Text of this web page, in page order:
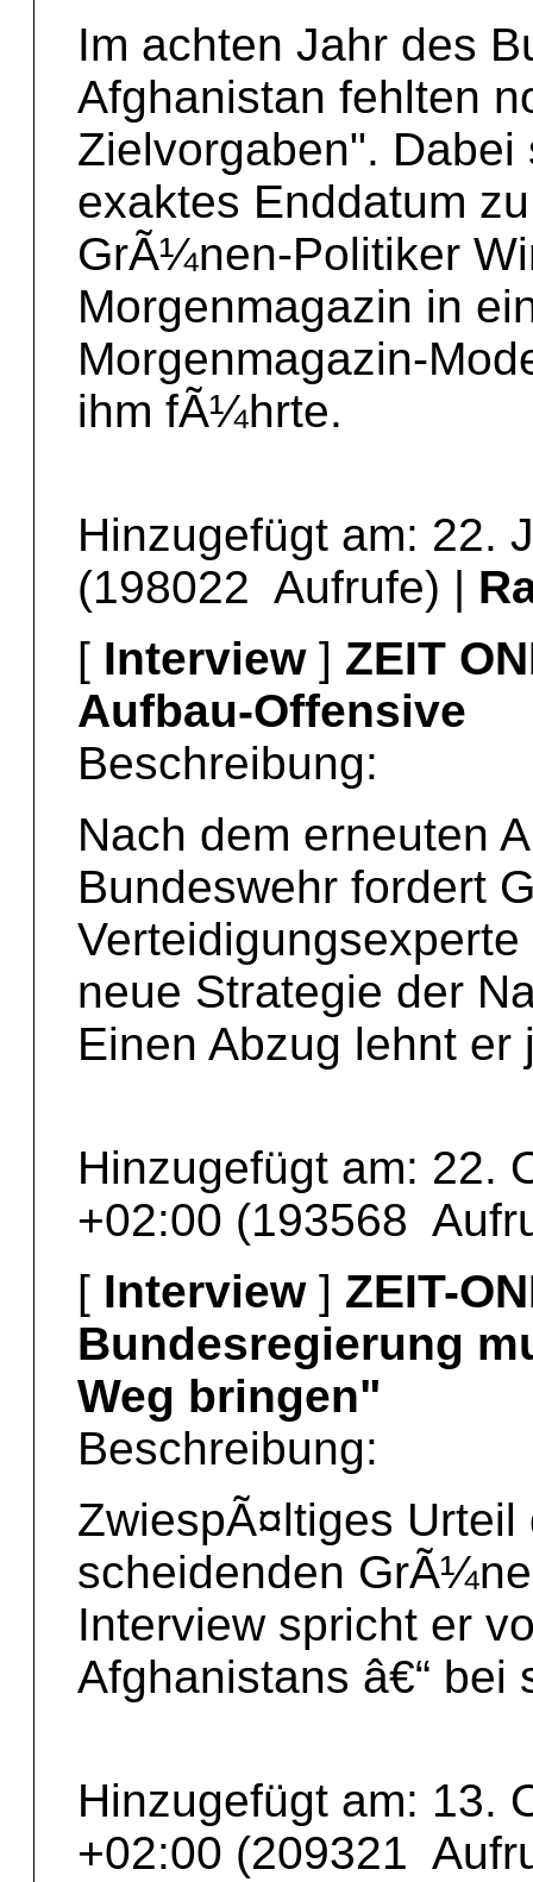
Im achten Jahr des
Afghanistan fehlten
Zielvorgaben".
exaktes Enddatum
GrÃ¼nen-Politiker
Morgenmagazin in
Morgenmagazin-
ihm fÃ¼hrte.
Hinzugefügt am: 22.
(198022 Aufrufe) |
[ Interview] ZEIT
Aufbau-Offensive
Beschreibung:
Nach dem erneuten
Bundeswehr fordert
neue Strategie der
Einen Abzug lehnt
Hinzugefügt am: 22.
+02:00 (193568
[ Interview] ZEIT-
Bundesregierung
Weg bringen"
Beschreibung:
ZwiespÃ¤ltiges
scheidenden
Interview spricht er
Afghanistans â€“ bei
Hinzugefügt am: 13.
+02:00 (209321